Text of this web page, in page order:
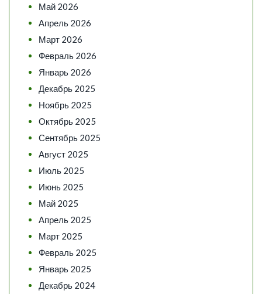
Май 2026
Апрель 2026
Март 2026
Февраль 2026
Январь 2026
Декабрь 2025
Ноябрь 2025
Октябрь 2025
Сентябрь 2025
Август 2025
Июль 2025
Июнь 2025
Май 2025
Апрель 2025
Март 2025
Февраль 2025
Январь 2025
Декабрь 2024